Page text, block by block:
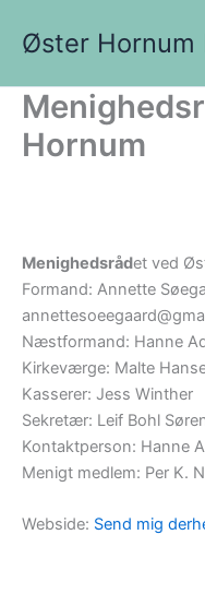
Øster Hornum
Hornum
Menighedsrådet ved
Formand: Annette
Næstformand: Hanne
Kirkeværge: Malte
Kasserer: Jess Winther
Sekretær: Leif Bohl
Kontaktperson: Hanne
Menigt medlem: Per K.
Webside: Send mig